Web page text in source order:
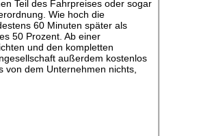
Teil des Fahrpreises oder sogar
Wie hoch die
60 Minuten später als
50 Prozent. Ab einer
und den kompletten
außerdem kostenlos
von dem Unternehmen nichts,